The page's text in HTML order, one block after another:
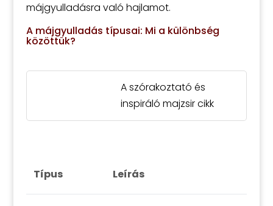
májgyulladásra való hajlamot.
A májgyulladás típusai: Mi a különbség
közöttük?
A szórakoztató és
inspiráló majzsir cikk
Típus Leírás